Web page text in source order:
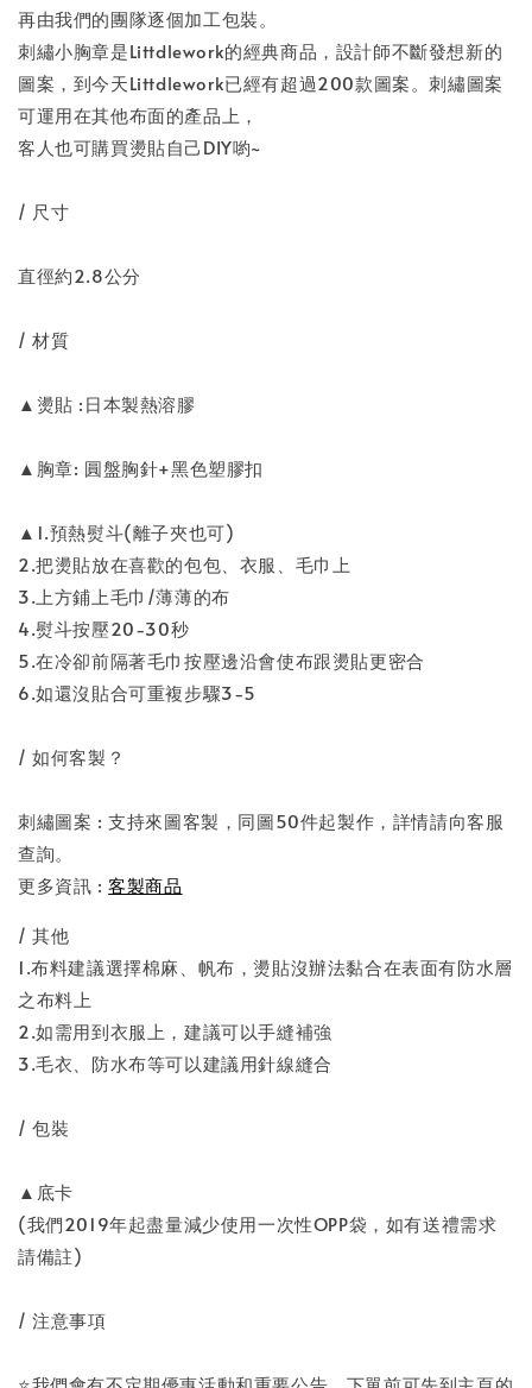
再由我們的團隊逐個加工包裝。
刺繡小胸章是Littdlework的經典商品，設計師不斷發想新的
圖案，到今天Littdlework已經有超過200款圖案。刺繡圖案
可運用在其他布面的產品上，
客人也可購買燙貼自己DIY喲~
/ 尺寸
直徑約2.8公分
/ 材質
▲燙貼 :日本製熱溶膠
▲胸章: 圓盤胸針+黑色塑膠扣
▲1.預熱熨斗(離子夾也可)
2.把燙貼放在喜歡的包包、衣服、毛巾上
3.上方鋪上毛巾/薄薄的布
4.熨斗按壓20-30秒
5.在冷卻前隔著毛巾按壓邊沿會使布跟燙貼更密合
6.如還沒貼合可重複步驟3-5
/ 如何客製？
刺繡圖案 : 支持來圖客製，同圖50件起製作，詳情請向客服
查詢。
更多資訊 :客製商品
/ 其他
1.布料建議選擇棉麻、帆布，燙貼沒辦法黏合在表面有防水層
之布料上
2.如需用到衣服上，建議可以手縫補強
3.毛衣、防水布等可以建議用針線縫合
/ 包裝
▲底卡
(我們2019年起盡量減少使用一次性OPP袋，如有送禮需求
請備註)
/ 注意事項